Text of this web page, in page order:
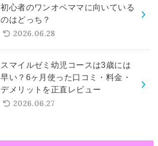
初心者のワンオペママに向いている
のはどっち？
2026.06.28
スマイルゼミ幼児コースは3歳には
早い？6ヶ月使った口コミ・料金・
デメリットを正直レビュー
2026.06.27